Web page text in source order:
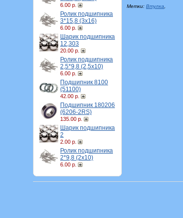
6.00 р.
Ролик подшипника
3*15,8 (3х16)
6.00 р.
Шарик подшипника
12,303
20.00 р.
Ролик подшипника
2,5*9,8 (2,5х10)
6.00 р.
Подшипник 8100
(51100)
42.00 р.
Подшипник 180206
(6206-2RS)
135.00 р.
Шарик подшипника
2
2.00 р.
Ролик подшипника
2*9,8 (2х10)
6.00 р.
Метки: Втулка